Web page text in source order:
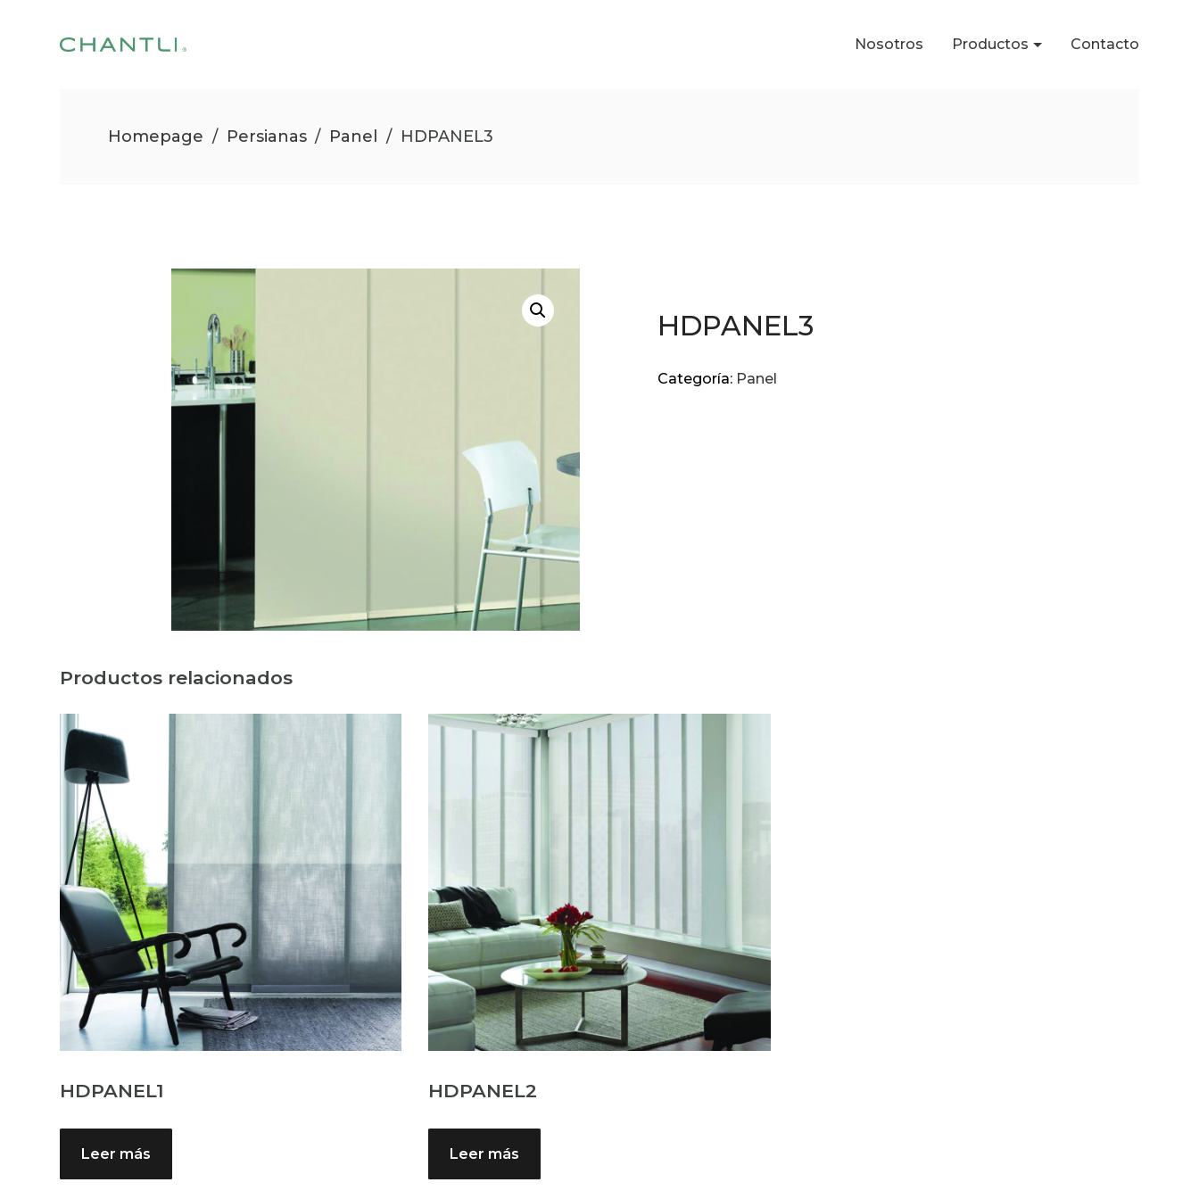
Nosotros Productos Contacto
Homepage / Persianas / Panel / HDPANEL3
HDPANEL3
Categoría: Panel
Productos relacionados
HDPANEL1
Leer más
HDPANEL2
Leer más